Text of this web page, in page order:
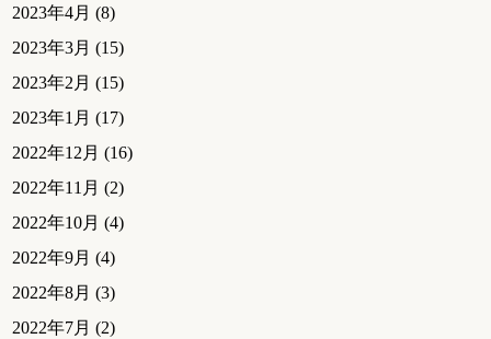
2023年4月 (8)
2023年3月 (15)
2023年2月 (15)
2023年1月 (17)
2022年12月 (16)
2022年11月 (2)
2022年10月 (4)
2022年9月 (4)
2022年8月 (3)
2022年7月 (2)